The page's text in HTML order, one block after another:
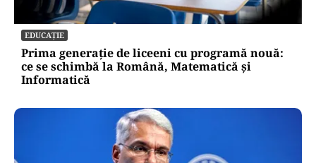
EDUCAȚIE
Prima generație de liceeni cu programă nouă:
ce se schimbă la Română, Matematică și
Informatică